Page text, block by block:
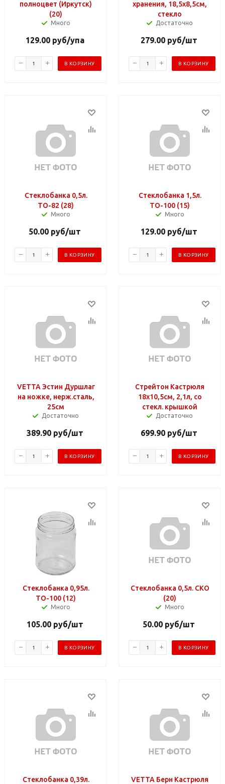
полноцвет (Иркутск)
(20)
Много
129.00руб/упа
В КОРЗИНУ
хранения, 18,5х8,5см,
стекло
Достаточно
279.00руб/шт
В КОРЗИНУ
Стеклобанка 0,5л.
ТО-82 (28)
Много
50.00 руб/шт
В КОРЗИНУ
Стеклобанка 1,5л.
ТО-100 (15)
Много
129.00руб/шт
В КОРЗИНУ
VETTA Эстин Дуршлаг
на ножке, нерж.сталь,
25см
Достаточно
389.90руб/шт
В КОРЗИНУ
Стрейтон Кастрюля
18х10,5см, 2,1л, со
стекл. крышкой
Достаточно
699.90руб/шт
В КОРЗИНУ
Стеклобанка 0,95л.
ТО-100 (12)
Много
105.00руб/шт
В КОРЗИНУ
Стеклобанка 0,5л. СКО
(20)
Много
50.00 руб/шт
В КОРЗИНУ
Стеклобанка 0,39л.
VETTA Берн Кастрюля